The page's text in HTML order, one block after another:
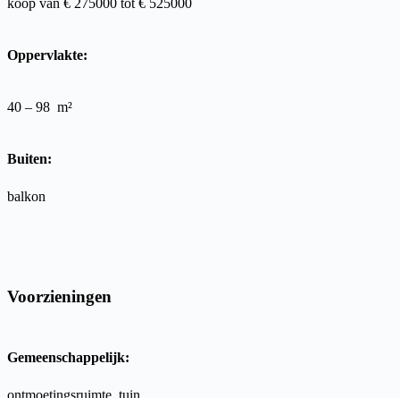
Oppervlakte:
40 – 98 m²
Buiten:
balkon
Voorzieningen
Gemeenschappelijk:
ontmoetingsruimte, tuin